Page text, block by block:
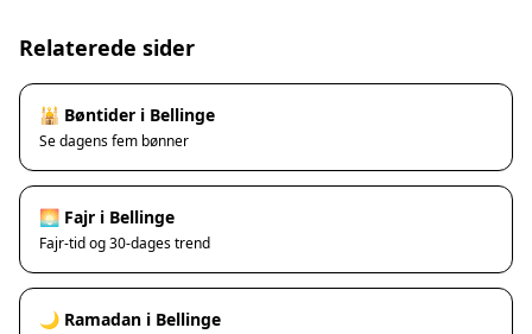
Vanløse
Haslev
Relaterede sider
🕌 Bøntider i Bellinge
Se dagens fem bønner
🌅 Fajr i Bellinge
Fajr-tid og 30-dages trend
🌙 Ramadan i Bellinge